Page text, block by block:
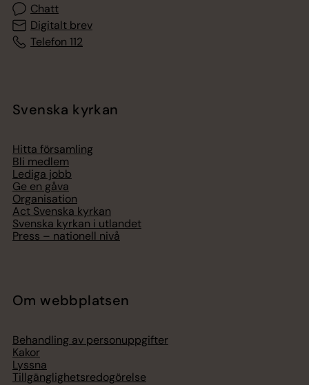
Chatt
Digitalt brev
Telefon 112
Svenska kyrkan
Hitta församling
Bli medlem
Lediga jobb
Ge en gåva
Organisation
Act Svenska kyrkan
Svenska kyrkan i utlandet
Press – nationell nivå
Om webbplatsen
Behandling av personuppgifter
Kakor
Lyssna
Tillgänglighetsredogörelse